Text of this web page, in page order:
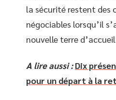
la sécurité restent des
négociables lorsqu’il
nouvelle terre
A lire aussi : Dix
pour un départ à la